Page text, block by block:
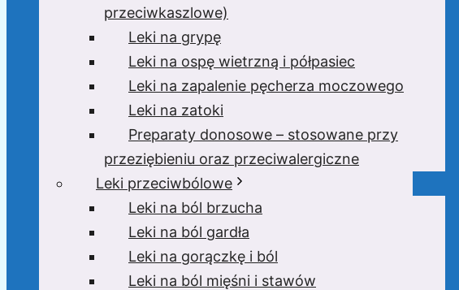
przeciwkaszlowe)
Leki na grypę
Leki na ospę wietrzną i półpasiec
Leki na zapalenie pęcherza moczowego
Leki na zatoki
Preparaty donosowe – stosowane przy
przeziębieniu oraz przeciwalergiczne
Leki przeciwbólowe
Leki na ból brzucha
Leki na ból gardła
Leki na gorączkę i ból
Leki na ból mięśni i stawów